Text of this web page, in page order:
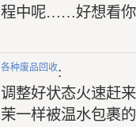
程中呢……好想看你
各种废品回收:
调整好状态火速赶
茉一样被温水包裹